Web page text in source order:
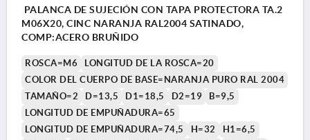
PALANCA DE SUJECIÓN CON TAPA PROTECTORA TA.2
M06X20, CINC NARANJA RAL2004 SATINADO,
COMP:ACERO BRUÑIDO
ROSCA=M6
LONGITUD DE LA ROSCA=20
COLOR DEL CUERPO DE BASE=NARANJA PURO RAL 2004
TAMAÑO=2
D=13,5 D1=18,5 D2=19
B=9,5
LONGITUD DE EMPUÑADURA=65
LONGITUD DE EMPUÑADURA=74,5
H=32
H1=6,5